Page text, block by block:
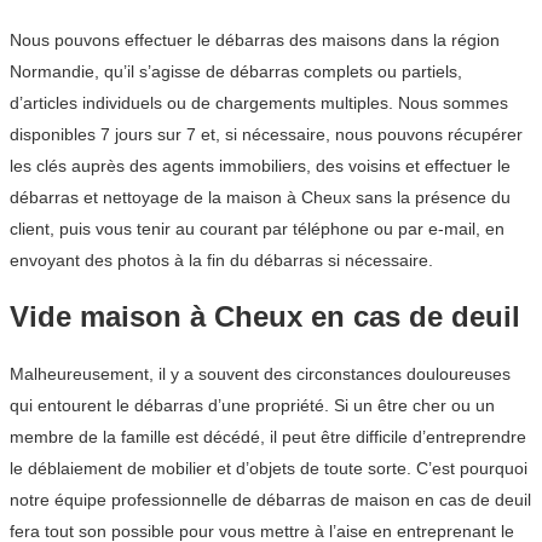
Nous pouvons effectuer le débarras des maisons dans la région
Normandie, qu’il s’agisse de débarras complets ou partiels,
d’articles individuels ou de chargements multiples. Nous sommes
disponibles 7 jours sur 7 et, si nécessaire, nous pouvons récupérer
les clés auprès des agents immobiliers, des voisins et effectuer le
débarras et nettoyage de la maison à Cheux sans la présence du
client, puis vous tenir au courant par téléphone ou par e-mail, en
envoyant des photos à la fin du débarras si nécessaire.
Vide maison à Cheux en cas de deuil
Malheureusement, il y a souvent des circonstances douloureuses
qui entourent le débarras d’une propriété. Si un être cher ou un
membre de la famille est décédé, il peut être difficile d’entreprendre
le déblaiement de mobilier et d’objets de toute sorte. C’est pourquoi
notre équipe professionnelle de débarras de maison en cas de deuil
fera tout son possible pour vous mettre à l’aise en entreprenant le